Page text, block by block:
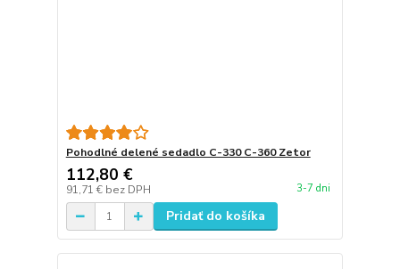
Pohodlné delené sedadlo C-330 C-360 Zetor
112,80 €
91,71 € bez DPH 3-7 dni
Pridať do košíka